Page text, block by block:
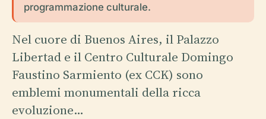
programmazione culturale.
Nel cuore di Buenos Aires, il Palazzo
Libertad e il Centro Culturale Domingo
Faustino Sarmiento (ex CCK) sono
emblemi monumentali della ricca
evoluzione…